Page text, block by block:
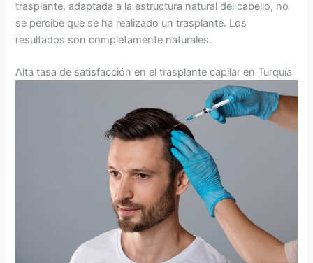
trasplante, adaptada a la estructura natural del cabello, no
se percibe que se ha realizado un trasplante. Los
resultados son completamente naturales.
Alta tasa de satisfacción en el trasplante capilar en Turquía